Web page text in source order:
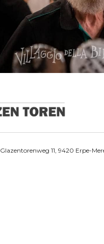
Glazentorenweg 11, 9420 Erpe-